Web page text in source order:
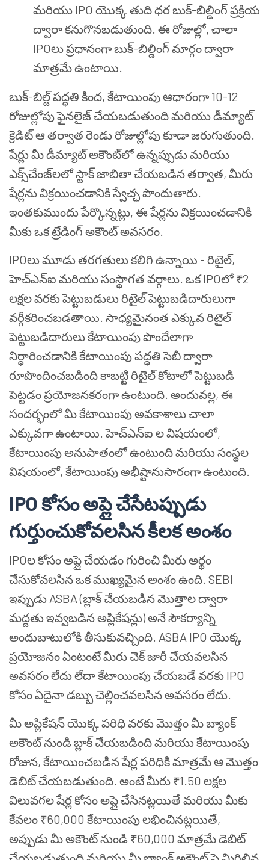
మరియు IPO యొక్క తుది ధర బుక్-బిల్డింగ్ ప్రక్రియ
ద్వారా కనుగొనబడుతుంది. ఈ రోజుల్లో, చాలా
IPOలు ప్రధానంగా బుక్-బిల్డింగ్ మార్గం ద్వారా
మాత్రమే ఉంటాయి.
బుక్-బిల్ట్ పద్ధతి కింద, కేటాయింపు ఆధారంగా 10-12
రోజుల్లోపు ఫైనలైజ్ చేయబడుతుంది మరియు డీమ్యాట్
క్రెడిట్ ఆ తర్వాత రెండు రోజుల్లోపు కూడా జరుగుతుంది.
షేర్లు మీ డీమ్యాట్ అకౌంట్‌లో ఉన్నప్పుడు మరియు
ఎక్స్‌చేంజ్‌లలో స్టాక్ జాబితా చేయబడిన తర్వాత, మీరు
షేర్లను విక్రయించడానికి స్వేచ్ఛ పొందుతారు.
ఇంతకుముందు పేర్కొన్నట్లు, ఈ షేర్లను విక్రయించడానికి
మీకు ఒక ట్రేడింగ్ అకౌంట్ అవసరం.
IPOలు మూడు తరగతులు కలిగి ఉన్నాయి - రిటైల్,
హెచ్ఎన్ఐ మరియు సంస్థాగత వర్గాలు. ఒక IPOలో ₹2
లక్షల వరకు పెట్టుబడులు రిటైల్ పెట్టుబడిదారులుగా
వర్గీకరించబడతాయి. సాధ్యమైనంత ఎక్కువ రిటైల్
పెట్టుబడిదారులు కేటాయింపు పొందేలాగా
నిర్ధారించడానికి కేటాయింపు పద్ధతి సెబీ ద్వారా
రూపొందించబడింది కాబట్టి రిటైల్ కోటాలో పెట్టుబడి
పెట్టడం ప్రయోజనకరంగా ఉంటుంది. అందువల్ల, ఈ
సందర్భంలో మీ కేటాయింపు అవకాశాలు చాలా
ఎక్కువగా ఉంటాయి. హెచ్ఎన్ఐ ల విషయంలో,
కేటాయింపు అనుపాతంలో ఉంటుంది మరియు సంస్థల
విషయంలో, కేటాయింపు అభీష్టానుసారంగా ఉంటుంది.
IPO కోసం అప్లై చేసేటప్పుడు
గుర్తుంచుకోవలసిన కీలక అంశం
IPOల కోసం అప్లై చేయడం గురించి మీరు అర్థం
చేసుకోవలసిన ఒక ముఖ్యమైన అంశం ఉంది. SEBI
ఇప్పుడు ASBA (బ్లాక్ చేయబడిన మొత్తాల ద్వారా
మద్దతు ఇవ్వబడిన అప్లికేషన్లు) అనే సౌకర్యాన్ని
అందుబాటులోకి తీసుకువచ్చింది. ASBA IPO యొక్క
ప్రయోజనం ఏంటంటే మీరు చెక్ జారీ చేయవలసిన
అవసరం లేదు లేదా కేటాయింపు చేయబడే వరకు IPO
కోసం ఏదైనా డబ్బు చెల్లించవలసిన అవసరం లేదు.
మీ అప్లికేషన్ యొక్క పరిధి వరకు మొత్తం మీ బ్యాంక్
అకౌంట్ నుండి బ్లాక్ చేయబడింది మరియు కేటాయింపు
రోజున, కేటాయించబడిన షేర్ల పరిధికి మాత్రమే ఆ మొత్తం
డెబిట్ చేయబడుతుంది. అంటే మీరు ₹1.50 లక్షల
విలువగల షేర్ల కోసం అప్లై చేసినట్లయితే మరియు మీకు
కేవలం ₹60,000 కేటాయింపు లభించినట్లయితే,
అప్పుడు మీ అకౌంట్ నుండి ₹60,000 మాత్రమే డెబిట్